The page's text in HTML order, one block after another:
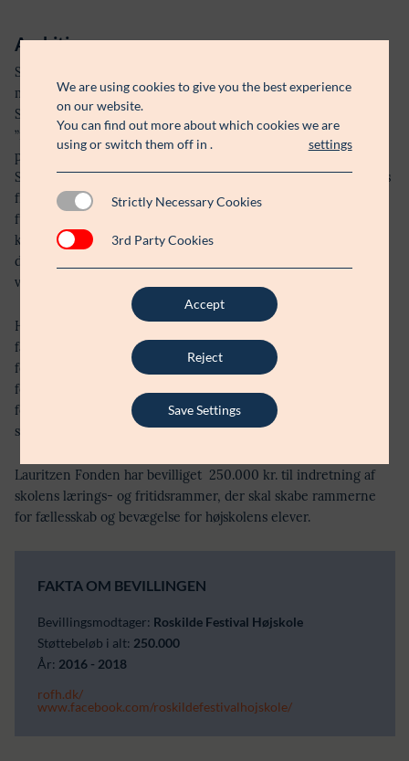
Ambition
Skolen har en ambition om at sende eleverne ud i samfundet
med lyst og evne til at skabe værdi for andre end sig selv.
Skolens fagprofil dækker musik, dans, kunst, arkitektur,
”maker” (kreativt miljø for vidensdeling), journalist, leder og
politiker.
Skolen stræber derfor efter at medvirke til at skabe fremtidens
frivillige ledere, engagerede foreningsfrivillige, demokratisk
funderede ungdomspolitikere og ikke mindst sende
kommende journalister videre med en indsigt, der rækker
dybere end sensationsjournalistik og med en ’tone’ i deres
virke, der har blik for sagen og ikke personen.
Højskolen lykkes i det øjeblik der formås at undervise med
faget og ikke i faget. Det betyder at højskolens værdisæt og
formål danner retningen for al undervisning. Undervisningen
foregår i praksisnære værksteder – uanset indhold og har til
formål at skabe nye ildsjæle, der brænder for noget mere end
sig selv.
Lauritzen Fonden har bevilliget 250.000 kr. til indretning af
skolens lærings- og fritidsrammer, der skal skabe rammerne
for fællesskab og bevægelse for højskolens elever.
FAKTA OM BEVILLINGEN
Bevillingsmodtager: Roskilde Festival Højskole
Støttebeløb i alt: 250.000
År: 2016 - 2018
rofh.dk/
www.facebook.com/roskildefestivalhojskole/
We are using cookies to give you the best experience
on our website.
You can find out more about which cookies we are
using or switch them off in
settings
.
Strictly Necessary Cookies
3rd Party Cookies
Accept
Reject
Save Settings